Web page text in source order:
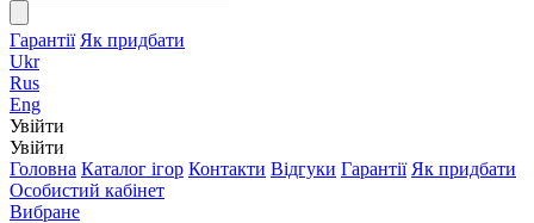
Гарантії Як придбати
Ukr
Rus
Eng
Увійти
Увійти
Головна Каталог ігор Контакти Відгуки Гарантії Як придбати
Особистий кабінет
Вибране